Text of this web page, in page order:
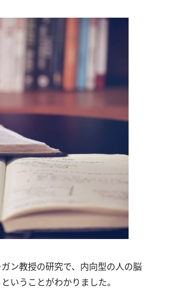
ン教授の研究で、内向型の人の脳
いうことがわかりました。